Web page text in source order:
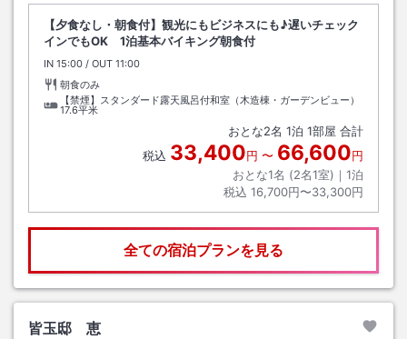
【夕食なし・朝食付】観光にもビジネスにも♪遅いチェック
インでもOK 1泊基本バイキング朝食付
IN チェックイン
15:00 / OUT チェックアウト
11:00
朝食のみ
【禁煙】スタンダード露天風呂付和室（木造棟・ガーデンビュー）
17.6平米
おとな2名 1泊 1部屋 合計
税込 33,400円 〜 66,600円
おとな1名 (2名1室)｜ 1泊
税込 16,700円〜33,300円
全ての宿泊プランを見る
皆玉邸 恵